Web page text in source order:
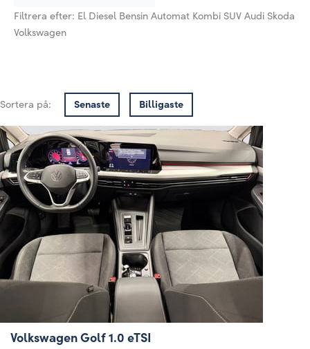
Filtrera efter: El Diesel Bensin Automat Kombi SUV Audi Skoda
Volkswagen
Sortera på: Senaste Billigaste
Volkswagen Golf 1.0 eTSI